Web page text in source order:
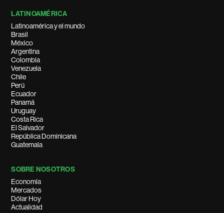
LATINOAMÉRICA
Latinoamérica y el mundo
Brasil
México
Argentina
Colombia
Venezuela
Chile
Perú
Ecuador
Panamá
Uruguay
Costa Rica
El Salvador
República Dominicana
Guatemala
SOBRE NOSOTROS
Economía
Mercados
Dólar Hoy
Actualidad